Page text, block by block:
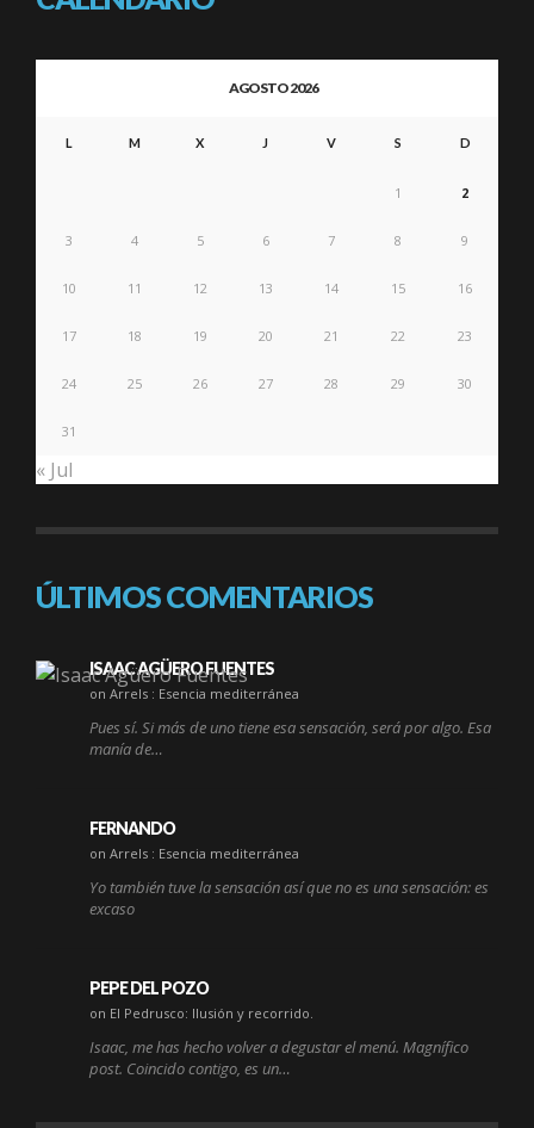
AGOSTO 2026
L M X J V S D
1 2
3 4 5 6 7 8 9
10 11 12 13 14 15 16
17 18 19 20 21 22 23
24 25 26 27 28 29 30
31
« Jul
ÚLTIMOS COMENTARIOS
ISAAC AGÜERO FUENTES
on Arrels : Esencia mediterránea
Pues sí. Si más de uno tiene esa sensación, será por algo. Esa
manía de…
FERNANDO
on Arrels : Esencia mediterránea
Yo también tuve la sensación así que no es una sensación: es
excaso
PEPE DEL POZO
on El Pedrusco: Ilusión y recorrido.
Isaac, me has hecho volver a degustar el menú. Magnífico
post. Coincido contigo, es un…